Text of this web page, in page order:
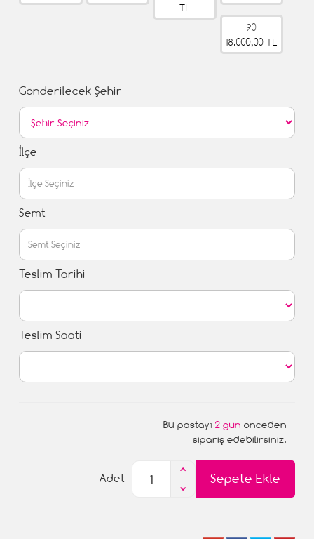
TL
90
18.000,00 TL
Gönderilecek Şehir
İlçe
Semt
Teslim Tarihi
Teslim Saati
Bu pastayı 2 gün önceden
sipariş edebilirsiniz.
Sepete Ekle
Adet